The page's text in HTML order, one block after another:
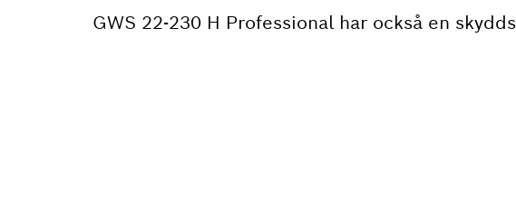
GWS 22-230 H Professional har också en